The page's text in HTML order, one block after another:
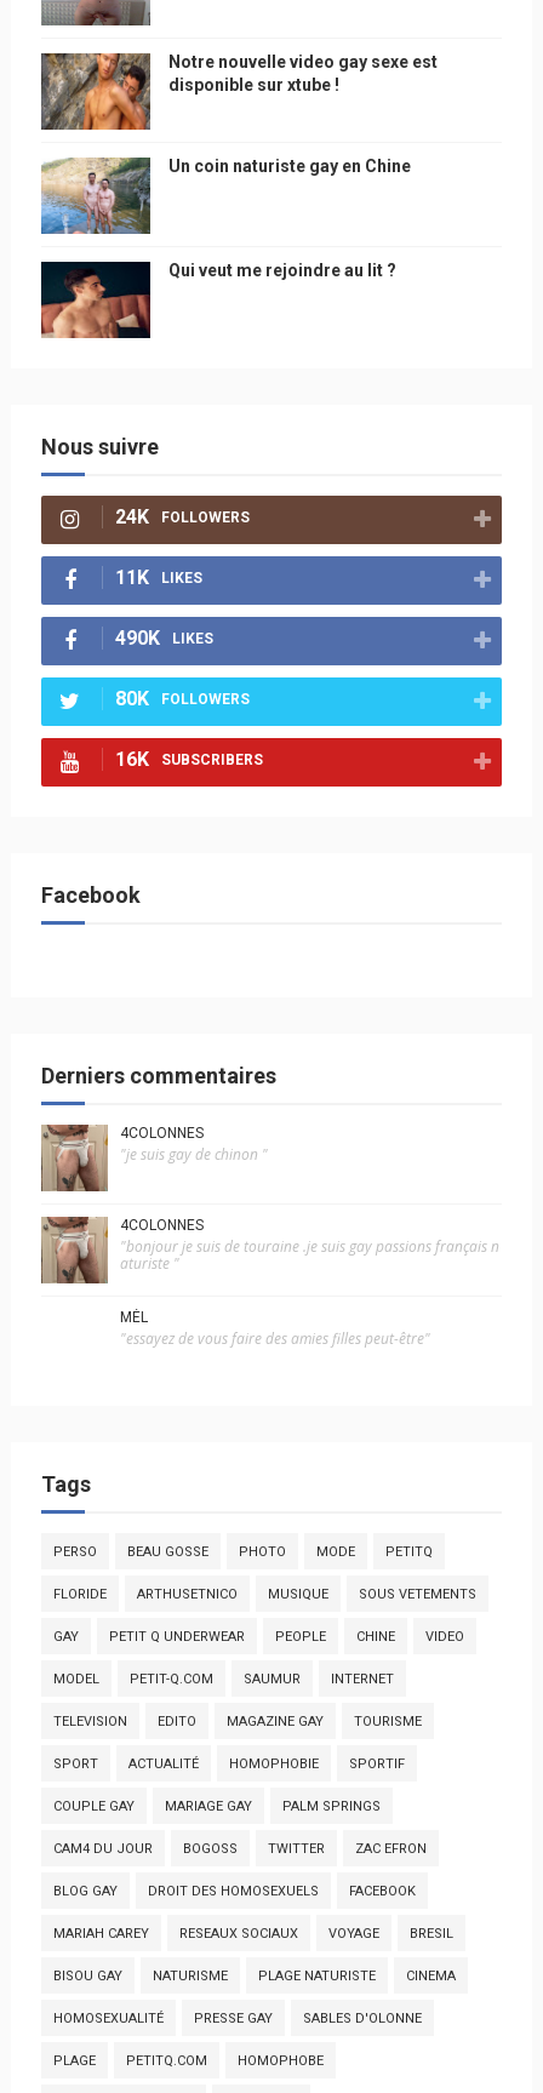
Notre nouvelle video gay sexe est
disponible sur xtube !
Un coin naturiste gay en Chine
Qui veut me rejoindre au lit ?
Nous suivre
24K FOLLOWERS
11K LIKES
490K LIKES
80K FOLLOWERS
16K SUBSCRIBERS
Facebook
Derniers commentaires
4COLONNES
"je suis gay de chinon "
4COLONNES
"bonjour je suis de touraine .je suis gay passions français n
aturiste "
MÉL
"essayez de vous faire des amies filles peut-être"
Tags
PERSO BEAU GOSSE PHOTO MODE PETITQ
FLORIDE ARTHUSETNICO MUSIQUE SOUS VETEMENTS
GAY PETIT Q UNDERWEAR PEOPLE CHINE VIDEO
MODEL PETIT-Q.COM SAUMUR INTERNET
TELEVISION EDITO MAGAZINE GAY TOURISME
SPORT ACTUALITÉ HOMOPHOBIE SPORTIF
COUPLE GAY MARIAGE GAY PALM SPRINGS
CAM4 DU JOUR BOGOSS TWITTER ZAC EFRON
BLOG GAY DROIT DES HOMOSEXUELS FACEBOOK
MARIAH CAREY RESEAUX SOCIAUX VOYAGE BRESIL
BISOU GAY NATURISME PLAGE NATURISTE CINEMA
HOMOSEXUALITÉ PRESSE GAY SABLES D'OLONNE
PLAGE PETITQ.COM HOMOPHOBE